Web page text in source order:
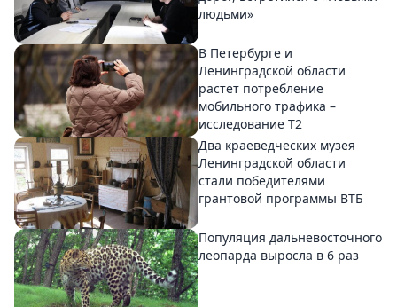
людьми»
В Петербурге и
Ленинградской области
растет потребление
мобильного трафика –
исследование T2
Два краеведческих музея
Ленинградской области
стали победителями
грантовой программы ВТБ
Популяция дальневосточного
леопарда выросла в 6 раз